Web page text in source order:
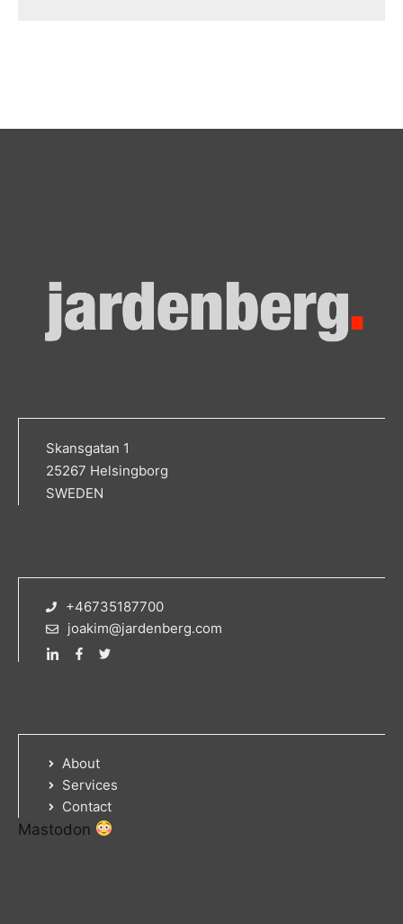
Skansgatan 1
25267 Helsingborg
SWEDEN
+46735187700
joakim@jardenberg.com
About
Services
Contact
Mastodon